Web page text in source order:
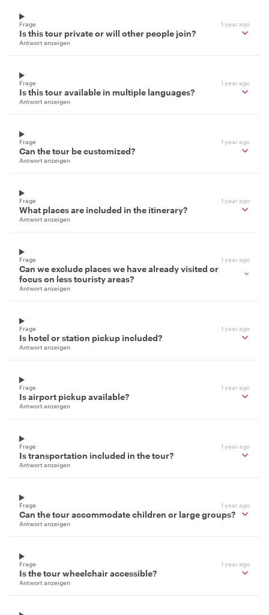
Frage 1 year ago
Is this tour private or will other people join?
Antwort anzeigen
Frage 1 year ago
Is this tour available in multiple languages?
Antwort anzeigen
Frage 1 year ago
Can the tour be customized?
Antwort anzeigen
Frage 1 year ago
What places are included in the itinerary?
Antwort anzeigen
Frage 1 year ago
Can we exclude places we have already visited or
focus on less touristy areas?
Antwort anzeigen
Frage 1 year ago
Is hotel or station pickup included?
Antwort anzeigen
Frage 1 year ago
Is airport pickup available?
Antwort anzeigen
Frage 1 year ago
Is transportation included in the tour?
Antwort anzeigen
Frage 1 year ago
Can the tour accommodate children or large groups?
Antwort anzeigen
Frage 1 year ago
Is the tour wheelchair accessible?
Antwort anzeigen